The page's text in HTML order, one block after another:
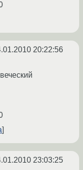
20:22:56
23:03:25